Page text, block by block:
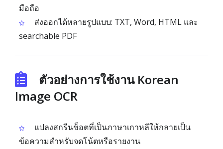
มือถือ
ส่งออกได้หลายรูปแบบ: TXT, Word, HTML และ
searchable PDF
ตัวอย่างการใช้งาน Korean
Image OCR
แปลงสกรีนช็อตที่เป็นภาษาเกาหลีให้กลายเป็น
ข้อความสำหรับจดโน้ตหรือรายงาน